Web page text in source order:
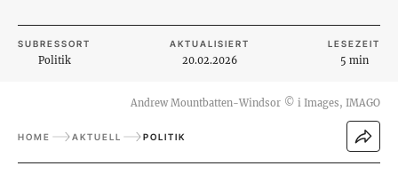
SUBRESSORT
Politik
AKTUALISIERT
20.02.2026
LESEZEIT
5 min
Andrew Mountbatten-Windsor © i Images, IMAGO
HOME AKTUELL POLITIK